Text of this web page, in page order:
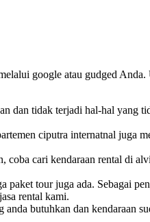
google atau gudged
dan tidak terjadi hal-hal yang
ciputra internatnal juga
coba cari kendaraan rental di
tour juga ada. Sebagai
rental kami.
butuhkan dan kendaraan